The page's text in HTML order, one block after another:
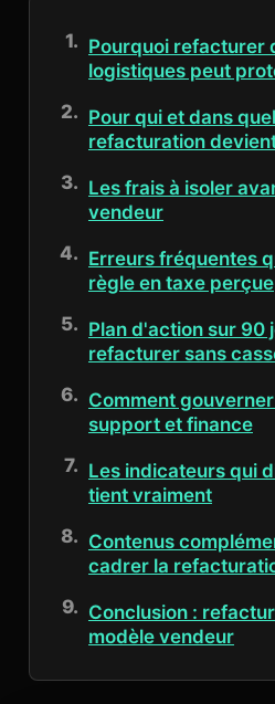
Pourquoi refacturer
logistiques peut
Pour qui et dans
refacturation
Les frais à isoler
vendeur
Erreurs fréquentes
règle en taxe perçue
Plan d'action sur 90
refacturer sans
Comment
support et finance
Les indicateurs qui
tient vraiment
Contenus
cadrer la
Conclusion :
modèle vendeur